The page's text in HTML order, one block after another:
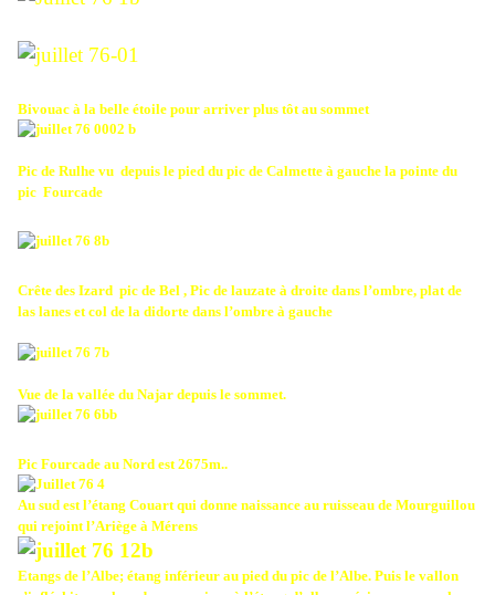
Bivouac à la belle étoile pour arriver plus tôt au sommet
Pic de Rulhe vu depuis le pied du pic de Calmette à gauche la pointe du
pic Fourcade
Crête des Izard pic de Bel , Pic de lauzate à droite dans l’ombre, plat de
las lanes et col de la didorte dans l’ombre à gauche
Vue de la vallée du Najar depuis le sommet.
Pic Fourcade au Nord est 2675m..
Au sud est l’étang Couart qui donne naissance au ruisseau de Mourguillou
qui rejoint l’Ariège à Mérens
Etangs de l’Albe; étang inférieur au pied du pic de l’Albe. Puis le vallon